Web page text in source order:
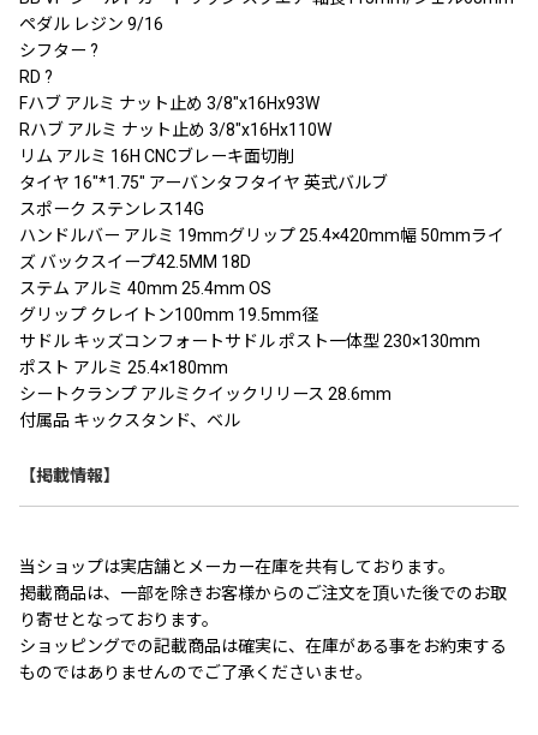
ペダル レジン 9/16
シフター ?
RD ?
Fハブ アルミ ナット止め 3/8″x16Hx93W
Rハブ アルミ ナット止め 3/8″x16Hx110W
リム アルミ 16H CNCブレーキ面切削
タイヤ 16″*1.75″ アーバンタフタイヤ 英式バルブ
スポーク ステンレス14G
ハンドルバー アルミ 19mmグリップ 25.4×420mm幅 50mmライ
ズ バックスイープ42.5MM 18D
ステム アルミ 40mm 25.4mm OS
グリップ クレイトン100mm 19.5mm径
サドル キッズコンフォートサドル ポスト一体型 230×130mm
ポスト アルミ 25.4×180mm
シートクランプ アルミクイックリリース 28.6mm
付属品 キックスタンド、ベル
【掲載情報】
当ショップは実店舗とメーカー在庫を共有しております。
掲載商品は、一部を除きお客様からのご注文を頂いた後でのお取
り寄せとなっております。
ショッピングでの記載商品は確実に、在庫がある事をお約束する
ものではありませんのでご了承くださいませ。